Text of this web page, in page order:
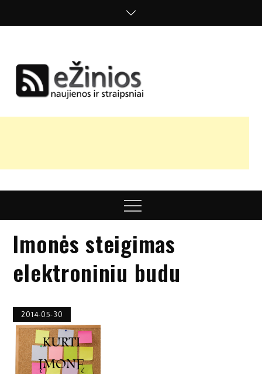
nuomonės
Menu
Imonės steigimas
elektroniniu budu
2014-05-30